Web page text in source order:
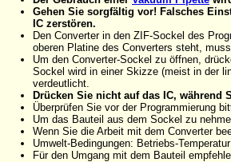
Gehen Sie sorgfältig vor! Falsches
IC zerstören.
Den Converter in den ZIF-Sockel des
oberen Platine des Converters steht,
Um den Converter-Sockel zu öffnen,
Sockel wird in einer Skizze (meist in der
verdeutlicht.
Drücken Sie nicht auf das IC, während
Überprüfen Sie vor der Programmierung
Um das Bauteil aus dem Sockel zu
Wenn Sie die Arbeit mit dem Converter
Umwelt-Bedingungen: Betriebs-
Für den Umgang mit dem Bauteil